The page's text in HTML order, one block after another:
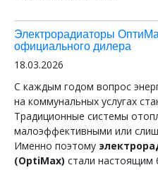
Электрорадиаторы
официального дилера
18.03.2026
С каждым годом вопрос
на коммунальных услугах
Традиционные системы
малоэффективными или
Именно поэтому
(OptiMax) стали настоящим